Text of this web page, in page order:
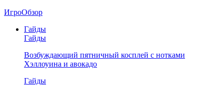
ИгроОбзор
Гайды
Гайды
Возбуждающий пятничный косплей с нотками
Хэллоуина и авокадо
Гайды